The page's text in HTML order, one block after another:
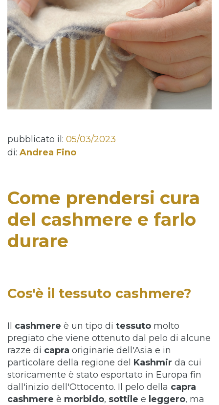
pubblicato il: 05/03/2023
di: Andrea Fino
Come prendersi cura
del cashmere e farlo
durare
Cos'è il tessuto cashmere?
Il cashmere è un tipo di tessuto molto
pregiato che viene ottenuto dal pelo di alcune
razze di capra originarie dell'Asia e in
particolare della regione del Kashmir da cui
storicamente è stato esportato in Europa fin
dall'inizio dell'Ottocento. Il pelo della capra
cashmere è morbido, sottile e leggero, ma